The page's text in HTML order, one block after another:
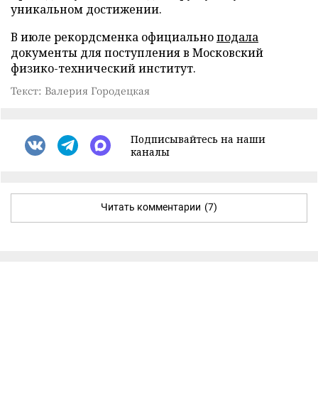
уникальном достижении.
В июле рекордсменка официальноподала
документы для поступления в Московский
физико-технический институт.
Текст: Валерия Городецкая
Подписывайтесь на наши
каналы
Читать комментарии (7)